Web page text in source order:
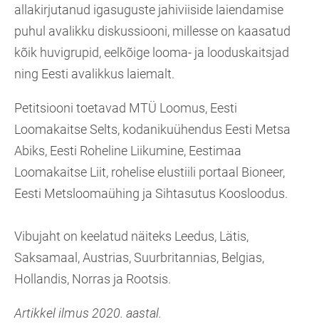
allakirjutanud igasuguste jahiviiside laiendamise
puhul avalikku diskussiooni, millesse on kaasatud
kõik huvigrupid, eelkõige looma- ja looduskaitsjad
ning Eesti avalikkus laiemalt.
Petitsiooni toetavad MTÜ Loomus, Eesti
Loomakaitse Selts, kodanikuühendus Eesti Metsa
Abiks, Eesti Roheline Liikumine, Eestimaa
Loomakaitse Liit, rohelise elustiili portaal Bioneer,
Eesti Metsloomaühing ja Sihtasutus Koosloodus.
Vibujaht on keelatud näiteks Leedus, Lätis,
Saksamaal, Austrias, Suurbritannias, Belgias,
Hollandis, Norras ja Rootsis.
Artikkel ilmus 2020. aastal.